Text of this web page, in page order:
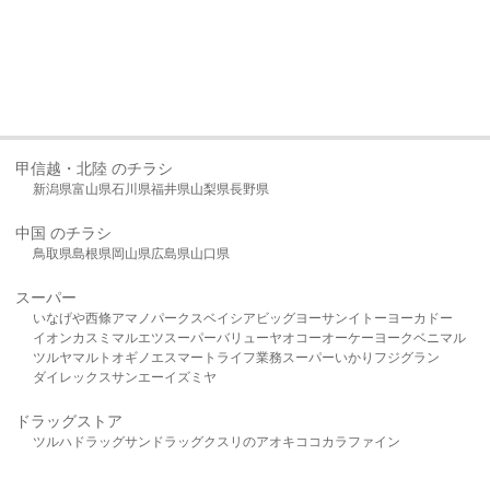
甲信越・北陸 のチラシ
新潟県富山県石川県福井県山梨県長野県
中国 のチラシ
鳥取県島根県岡山県広島県山口県
スーパー
いなげや西條アマノパークスベイシア ビッグヨーサンイトーヨーカドー
イオンカスミ マルエツスーパーバリューヤオコーオーケー ヨークベニマル
ツルヤマルト オギノ エスマート ライフ業務スーパーいかり フジグラン
ダイレックスサンエーイズミヤ
ドラッグストア
ツルハドラッグサンドラッグクスリのアオキ ココカラファイン